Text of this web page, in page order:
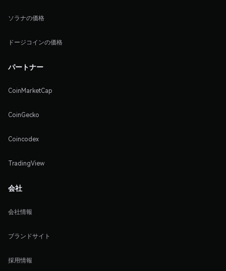
ソラナの価格
ドージコインの価格
パートナー
CoinMarketCap
CoinGecko
Coincodex
TradingView
会社
会社情報
ブランドサイト
採用情報